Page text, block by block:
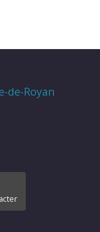
de-Royan